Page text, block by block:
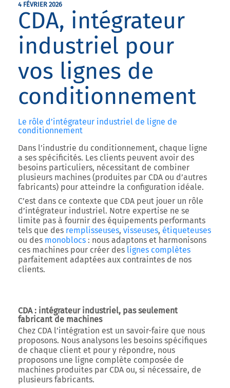
4 FÉVRIER 2026
CDA, intégrateur
industriel pour
vos lignes de
conditionnement
Le rôle d’intégrateur industriel de ligne de
conditionnement
Dans l’industrie du conditionnement, chaque ligne
a ses spécificités. Les clients peuvent avoir des
besoins particuliers, nécessitant de combiner
plusieurs machines (produites par CDA ou d’autres
fabricants) pour atteindre la configuration idéale.
C’est dans ce contexte que CDA peut jouer un rôle
d’intégrateur industriel. Notre expertise ne se
limite pas à fournir des équipements performants
tels que des remplisseuses, visseuses, étiqueteuses
ou des monoblocs : nous adaptons et harmonisons
ces machines pour créer des lignes complètes
parfaitement adaptées aux contraintes de nos
clients.
CDA : intégrateur industriel, pas seulement
fabricant de machines
Chez CDA l’intégration est un savoir-faire que nous
proposons. Nous analysons les besoins spécifiques
de chaque client et pour y répondre, nous
proposons une ligne complète composée de
machines produites par CDA ou, si nécessaire, de
plusieurs fabricants.